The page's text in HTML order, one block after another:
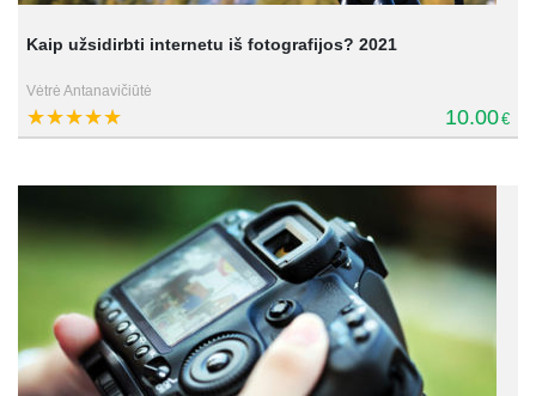
Kaip užsidirbti internetu iš fotografijos? 2021
Vėtrė Antanavičiūtė
10.00€